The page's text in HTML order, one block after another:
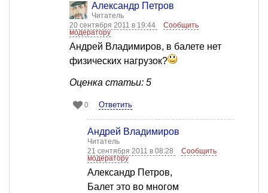
Александр Петров
Читатель
20 сентября 2011 в 19:44
Сообщить
модератору
Андрей Владимиров, в балете нет
физических нагрузок?
Оценка статьи: 5
0 Ответить
Андрей Владимиров
Читатель
21 сентября 2011 в 08:28
Сообщить
модератору
Александр Петров,
Балет это во многом